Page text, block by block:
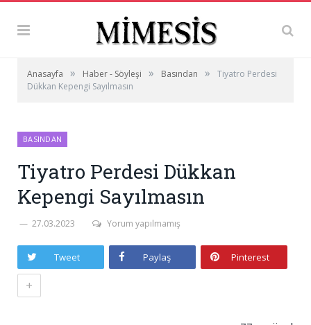
Anasayfa » Haber - Söyleşi » Basından »
Tiyatro Perdesi
Dükkan Kepengi Sayılmasın
BASINDAN
Tiyatro Perdesi Dükkan
Kepengi Sayılmasın
27.03.2023 Yorum yapılmamış
Tweet Paylaş Pinterest
+